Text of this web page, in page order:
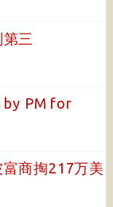
三
by PM for
商掏217万美